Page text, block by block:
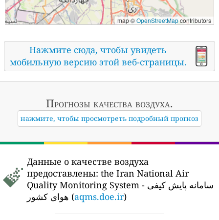
map ©OpenStreetMapcontributors
Нажмите сюда, чтобы увидеть
мобильную версию этой веб-страницы.
Прогнозы качества воздуха.
нажмите, чтобы просмотреть подробный прогноз
Данные о качестве воздуха
предоставлены: the Iran National Air
Quality Monitoring System - سامانه پایش کیفی
هوای کشور (aqms.doe.ir)